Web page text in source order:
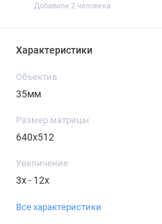
Добавили 2 человека
Характеристики
Объектив
35мм
Размер матрицы
640x512
Увеличение
3x - 12x
Все характеристики